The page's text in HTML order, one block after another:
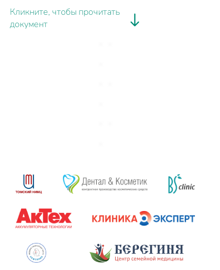
Кликните, чтобы прочитать
документ